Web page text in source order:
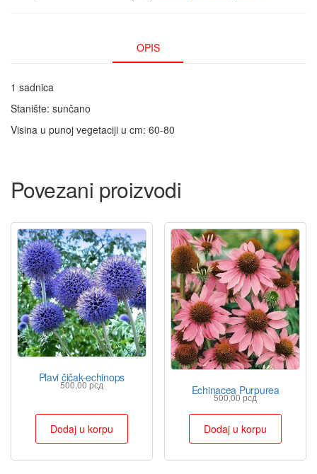
OPIS
1 sadnica
Stanište: sunčano
Visina u punoj vegetaciji u cm: 60-80
Povezani proizvodi
Plavi čičak-echinops
500,00рсд
Dodaj u korpu
Echinacea Purpurea
500,00рсд
Dodaj u korpu